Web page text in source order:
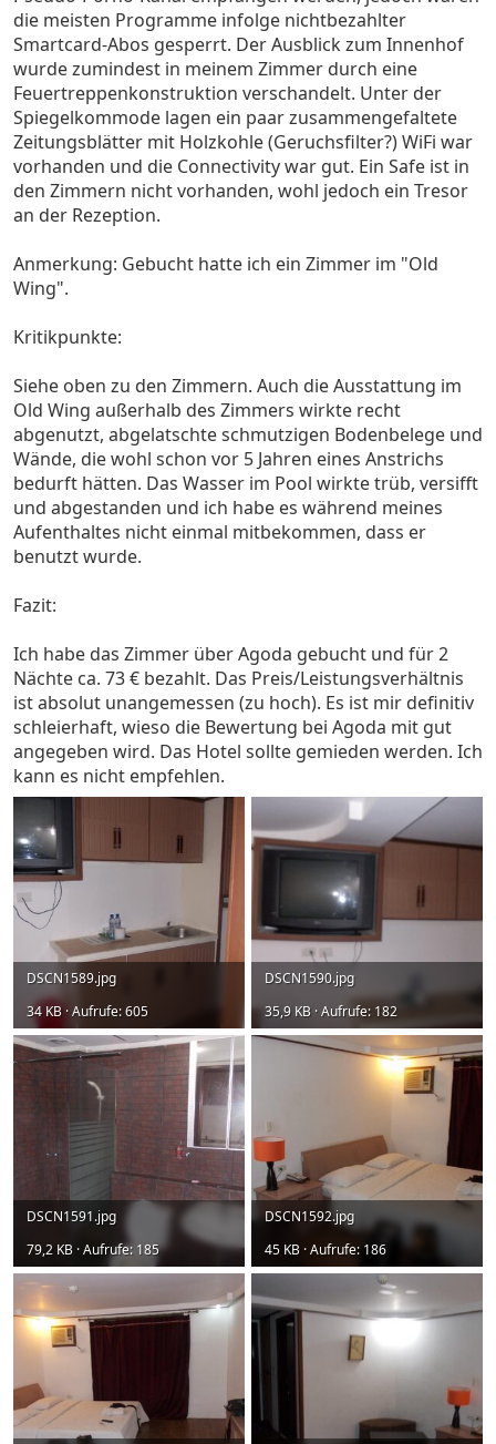
die meisten Programme infolge nichtbezahlter
Smartcard-Abos gesperrt. Der Ausblick zum Innenhof
wurde zumindest in meinem Zimmer durch eine
Feuertreppenkonstruktion verschandelt. Unter der
Spiegelkommode lagen ein paar zusammengefaltete
Zeitungsblätter mit Holzkohle (Geruchsfilter?) WiFi war
vorhanden und die Connectivity war gut. Ein Safe ist in
den Zimmern nicht vorhanden, wohl jedoch ein Tresor
an der Rezeption.
Anmerkung: Gebucht hatte ich ein Zimmer im "Old
Wing".
Kritikpunkte:
Siehe oben zu den Zimmern. Auch die Ausstattung im
Old Wing außerhalb des Zimmers wirkte recht
abgenutzt, abgelatschte schmutzigen Bodenbelege und
Wände, die wohl schon vor 5 Jahren eines Anstrichs
bedurft hätten. Das Wasser im Pool wirkte trüb, versifft
und abgestanden und ich habe es während meines
Aufenthaltes nicht einmal mitbekommen, dass er
benutzt wurde.
Fazit:
Ich habe das Zimmer über Agoda gebucht und für 2
Nächte ca. 73 € bezahlt. Das Preis/Leistungsverhältnis
ist absolut unangemessen (zu hoch). Es ist mir definitiv
schleierhaft, wieso die Bewertung bei Agoda mit gut
angegeben wird. Das Hotel sollte gemieden werden. Ich
kann es nicht empfehlen.
DSCN1589.jpg
34 KB · Aufrufe: 605
DSCN1590.jpg
35,9 KB · Aufrufe: 182
DSCN1591.jpg
79,2 KB · Aufrufe: 185
DSCN1592.jpg
45 KB · Aufrufe: 186